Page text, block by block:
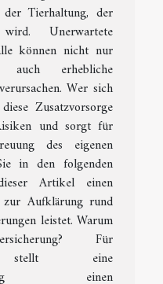
Tierhaltung, der
Unerwartete
können nicht nur
auch erhebliche
Wer sich
Zusatzvorsorge
und sorgt für
des eigenen
in den folgenden
Artikel einen
zur Aufklärung rund
leistet. Warum
Für
stellt eine
einen